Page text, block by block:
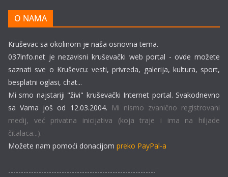
O NAMA
Kruševac sa okolinom je naša osnovna tema.
037info.net je nezavisni kruševački web portal - ovde možete
saznati sve o Kruševcu: vesti, privreda, galerija, kultura, sport,
besplatni oglasi, chat...
Mi smo najstariji "živi" kruševački Internet portal. Svakodnevno
sa Vama još od 12.03.2004. Mi nismo zvanično registrovani
medij, već privatna inicijativa (koja traje i ima na hiljade
čitalaca...).
Možete nam pomoći donacijom preko PayPal-a
----------------------------------------------------------